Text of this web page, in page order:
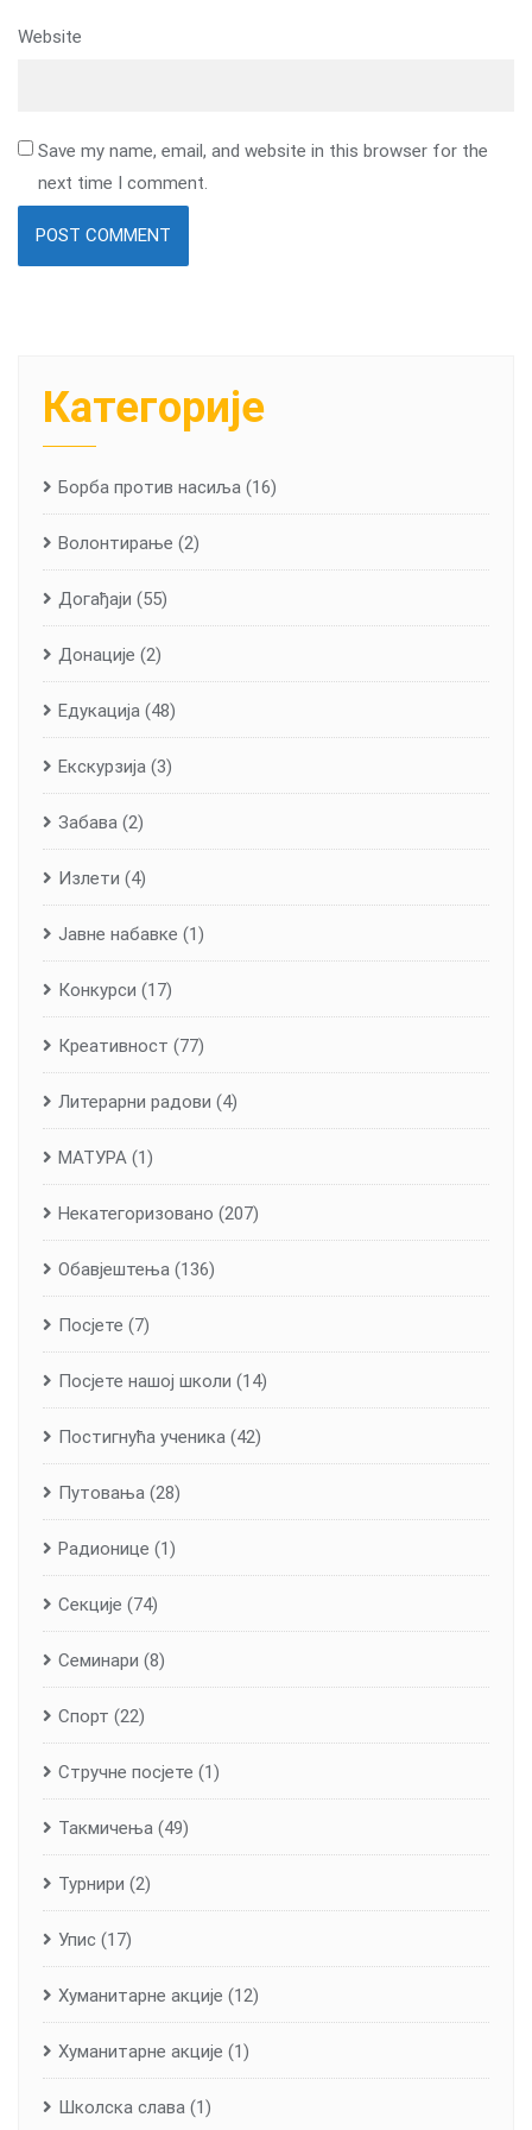
Website
Save my name, email, and website in this browser for the
next time I comment.
Категорије
Борба против насиља (16)
Волонтирање (2)
Догађаји (55)
Донације (2)
Едукација (48)
Екскурзија (3)
Забава (2)
Излети (4)
Јавне набавке (1)
Конкурси (17)
Креативност (77)
Литерарни радови (4)
МАТУРА (1)
Некатегоризовано (207)
Обавјештења (136)
Посјете (7)
Посјете нашој школи (14)
Постигнућа ученика (42)
Путовања (28)
Радионице (1)
Секције (74)
Семинари (8)
Спорт (22)
Стручне посјете (1)
Такмичења (49)
Турнири (2)
Упис (17)
Хуманитарне aкције (12)
Хуманитарне акције (1)
Школска слава (1)